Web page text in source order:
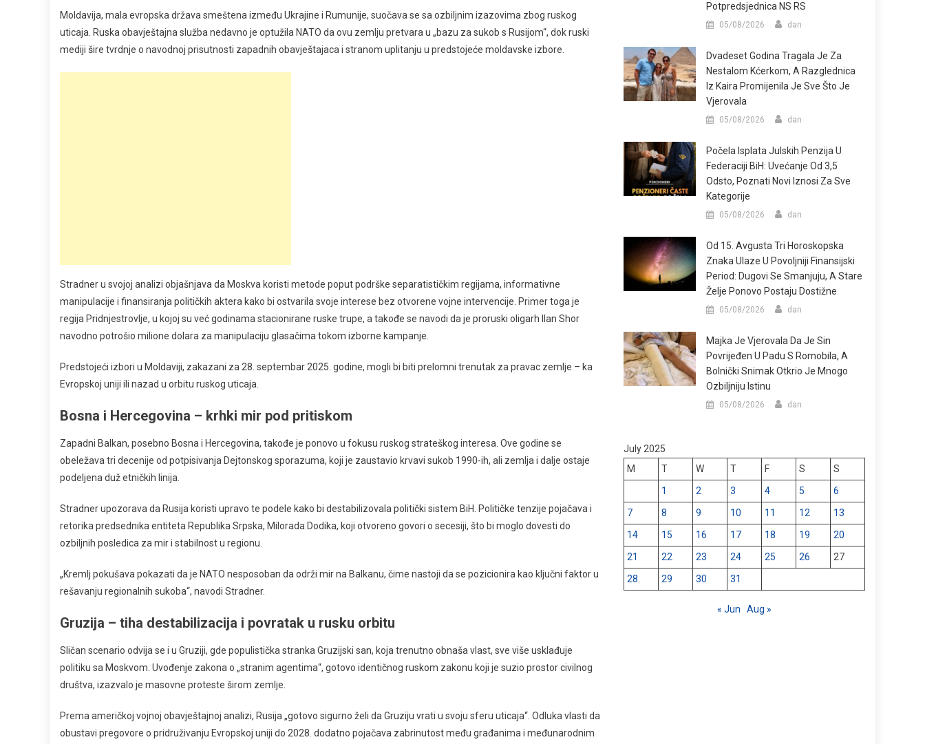
Moldavija, mala evropska država smeštena između Ukrajine i Rumunije, suočava se sa ozbiljnim izazovima zbog ruskog
uticaja. Ruska obavještajna služba nedavno je optužila NATO da ovu zemlju pretvara u „bazu za sukob s Rusijom“, dok ruski
mediji šire tvrdnje o navodnoj prisutnosti zapadnih obavještajaca i stranom uplitanju u predstojeće moldavske izbore.
Stradner u svojoj analizi objašnjava da Moskva koristi metode poput podrške separatističkim regijama, informativne
manipulacije i finansiranja političkih aktera kako bi ostvarila svoje interese bez otvorene vojne intervencije. Primer toga je
regija Pridnjestrovlje, u kojoj su već godinama stacionirane ruske trupe, a takođe se navodi da je proruski oligarh Ilan Shor
navodno potrošio milione dolara za manipulaciju glasačima tokom izborne kampanje.
Predstojeći izbori u Moldaviji, zakazani za 28. septembar 2025. godine, mogli bi biti prelomni trenutak za pravac zemlje – ka
Evropskoj uniji ili nazad u orbitu ruskog uticaja.
Bosna i Hercegovina – krhki mir pod pritiskom
Zapadni Balkan, posebno Bosna i Hercegovina, takođe je ponovo u fokusu ruskog strateškog interesa. Ove godine se
obeležava tri decenije od potpisivanja Dejtonskog sporazuma, koji je zaustavio krvavi sukob 1990-ih, ali zemlja i dalje ostaje
podeljena duž etničkih linija.
Stradner upozorava da Rusija koristi upravo te podele kako bi destabilizovala politički sistem BiH. Političke tenzije pojačava i
retorika predsednika entiteta Republika Srpska, Milorada Dodika, koji otvoreno govori o secesiji, što bi moglo dovesti do
ozbiljnih posledica za mir i stabilnost u regionu.
„Kremlj pokušava pokazati da je NATO nesposoban da održi mir na Balkanu, čime nastoji da se pozicionira kao ključni faktor u
rešavanju regionalnih sukoba“, navodi Stradner.
Gruzija – tiha destabilizacija i povratak u rusku orbitu
Sličan scenario odvija se i u Gruziji, gde populistička stranka Gruzijski san, koja trenutno obnaša vlast, sve više usklađuje
politiku sa Moskvom. Uvođenje zakona o „stranim agentima“, gotovo identičnog ruskom zakonu koji je suzio prostor civilnog
društva, izazvalo je masovne proteste širom zemlje.
Prema američkoj vojnoj obavještajnoj analizi, Rusija „gotovo sigurno želi da Gruziju vrati u svoju sferu uticaja“. Odluka vlasti da
obustavi pregovore o pridruživanju Evropskoj uniji do 2028. dodatno pojačava zabrinutost među građanima i međunarodnim
Potpredsjednica NS RS
05/08/2026 dan
Dvadeset Godina Tragala Je Za
Nestalom Kćerkom, A Razglednica
Iz Kaira Promijenila Je Sve Što Je
Vjerovala
05/08/2026 dan
Počela Isplata Julskih Penzija U
Federaciji BiH: Uvećanje Od 3,5
Odsto, Poznati Novi Iznosi Za Sve
Kategorije
05/08/2026 dan
Od 15. Avgusta Tri Horoskopska
Znaka Ulaze U Povoljniji Finansijski
Period: Dugovi Se Smanjuju, A Stare
Želje Ponovo Postaju Dostižne
05/08/2026 dan
Majka Je Vjerovala Da Je Sin
Povrijeđen U Padu S Romobila, A
Bolnički Snimak Otkrio Je Mnogo
Ozbiljniju Istinu
05/08/2026 dan
July 2025
M
T W T F S
S
1
2 3 4 5
6
7
8 9 10 11 12
13
14
15 16 17 18 19
20
21
22 23 24 25 26
27
28
29 30 31
« Jun Aug »